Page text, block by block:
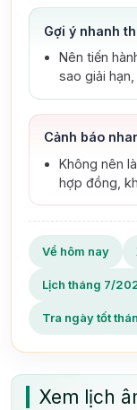
Gợi ý nhanh
Nên tiến
sao giải
Cảnh báo
Không nên
hợp đồng,
Về hôm nay
Lịch tháng 7/
Tra ngày tốt
Xem lịch